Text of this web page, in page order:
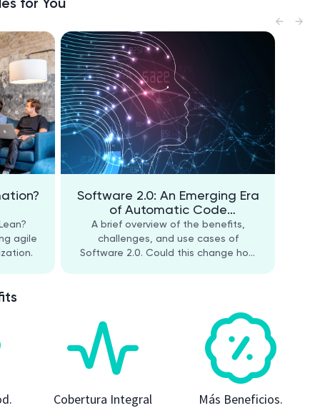
agile
Software 2.0: An Emerging Era
of Automatic Code
Generation
A brief overview of the benefits,
challenges, and use cases of
Software 2.0. Could this change how
Cobertura Integral Más Beneficios.